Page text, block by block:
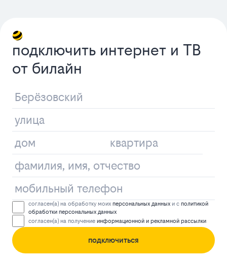
подключить интернет и ТВ
от билайн
согласен(а) на обработку моих персональных данных и с политикой
обработки персональных данных
согласен(а) на получение информационной и рекламной рассылки
подключиться